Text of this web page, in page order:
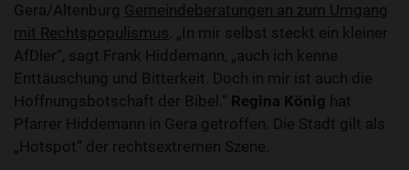
Gera/Altenburg Gemeindeberatungen an zum Umgang
mit Rechtspopulismus . „In mir selbst steckt ein kleiner
AfDler“, sagt Frank Hiddemann, „auch ich kenne
Enttäuschung und Bitterkeit. Doch in mir ist auch die
Hoffnungsbotschaft der Bibel.“ Regina König hat
Pfarrer Hiddemann in Gera getroffen. Die Stadt gilt als
„Hotspot“ der rechtsextremen Szene.